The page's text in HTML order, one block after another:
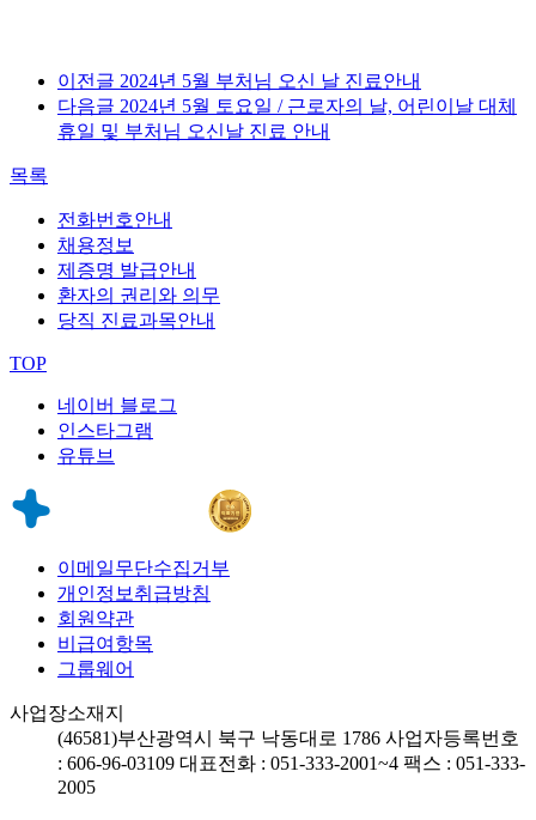
이전글 2024년 5월 부처님 오신 날 진료안내
다음글 2024년 5월 토요일 / 근로자의 날, 어린이날 대체
휴일 및 부처님 오신날 진료 안내
목록
전화번호안내
채용정보
제증명 발급안내
환자의 권리와 의무
당직 진료과목안내
TOP
네이버 블로그
인스타그램
유튜브
이메일무단수집거부
개인정보취급방침
회원약관
비급여항목
그룹웨어
사업장소재지
(46581)부산광역시 북구 낙동대로 1786 사업자등록번호
: 606-96-03109 대표전화 : 051-333-2001~4 팩스 : 051-333-
2005